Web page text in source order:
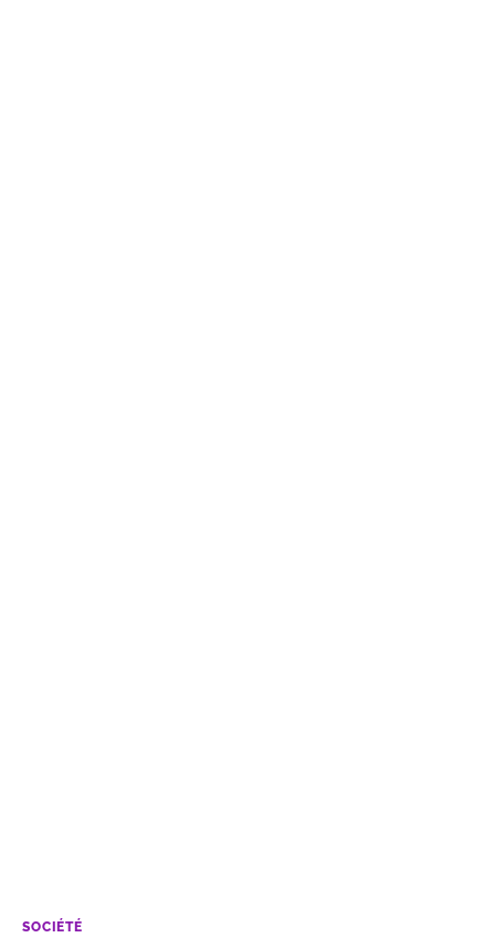
SOCIÉTÉ